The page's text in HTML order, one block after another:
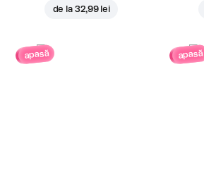
de la 32,99 lei
apasă apasă